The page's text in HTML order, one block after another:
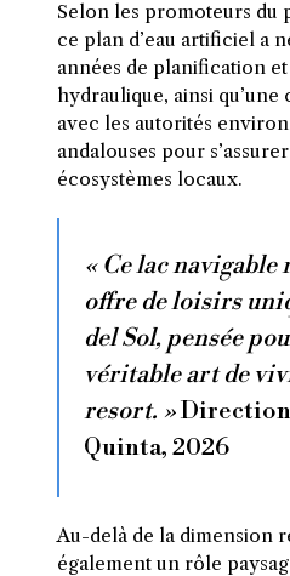
Selon les promoteurs du
ce plan d’eau artificiel a
années de planification
hydraulique, ainsi
avec les autorités
andalouses pour
écosystèmes locaux.
« Ce lac navigable
offre de loisirs
del Sol, pensée
véritable art de
resort. »Direction
Quinta, 2026
Au-delà de la dimension
également un rôle